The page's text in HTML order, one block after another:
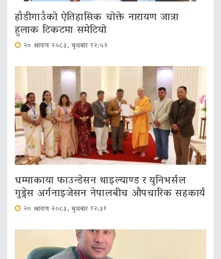
हाँडीगाउँको ऐतिहासिक चोक्ते नारायण जात्रा
हुलाक टिकटमा समेटियो
२० श्रावण २०८३, बुधबार १२:५२
धम्माकाया फाउन्डेसन थाइल्याण्ड र युनिभर्सल
गुड्नेस अर्गनाइजेसन नेपालबीच औपचारिक सहकार्य
२० श्रावण २०८३, बुधबार १२:३१